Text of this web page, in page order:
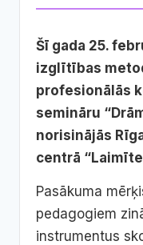
Šī gada 25.
izglītības
profesionālās
semināru
norisinājās
centrā
Pasākuma
pedagogiem
instrumentus